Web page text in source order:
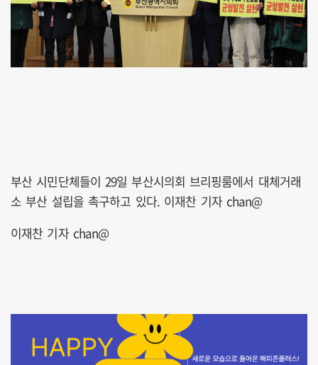
부산 시민단체들이 29일 부산시의회 브리핑룸에서 대체거래
소 부산 설립을 촉구하고 있다. 이재찬 기자 chan@
이재찬 기자 chan@